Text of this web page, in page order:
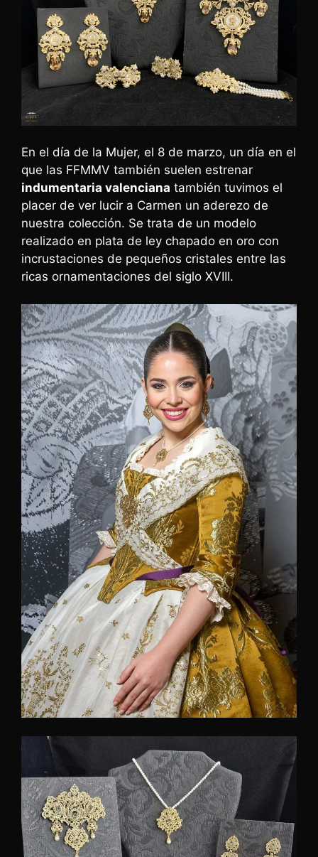
En el día de la Mujer, el 8 de marzo, un día en el
que las FFMMV también suelen estrenar
indumentaria valenciana también tuvimos el
placer de ver lucir a Carmen un aderezo de
nuestra colección. Se trata de un modelo
realizado en plata de ley chapado en oro con
incrustaciones de pequeños cristales entre las
ricas ornamentaciones del siglo XVIII.